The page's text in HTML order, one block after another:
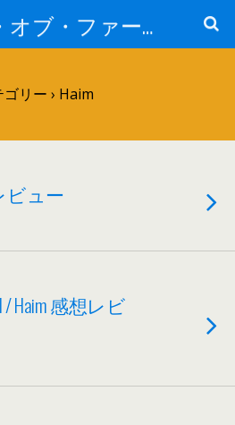
スタイル・オブ・ファー・イースト
ゴリー › Haim
ビュー
/ Haim 感想レビ